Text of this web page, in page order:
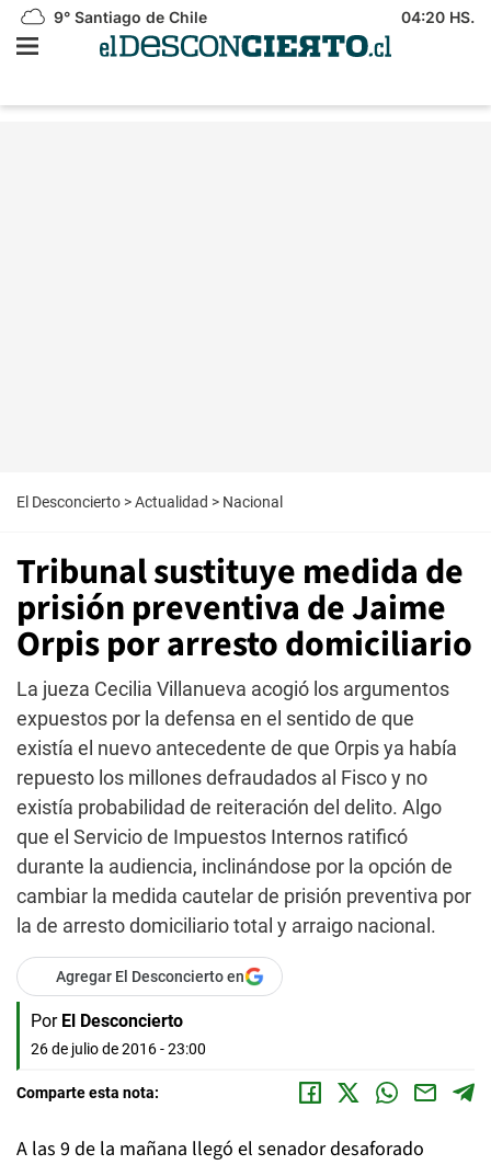
9° Santiago de Chile 04:20 HS.
El Desconcierto >Actualidad > Nacional
Tribunal sustituye medida de
prisión preventiva de Jaime
Orpis por arresto domiciliario
La jueza Cecilia Villanueva acogió los argumentos
expuestos por la defensa en el sentido de que
existía el nuevo antecedente de que Orpis ya había
repuesto los millones defraudados al Fisco y no
existía probabilidad de reiteración del delito. Algo
que el Servicio de Impuestos Internos ratificó
durante la audiencia, inclinándose por la opción de
cambiar la medida cautelar de prisión preventiva por
la de arresto domiciliario total y arraigo nacional.
Agregar El Desconcierto en
Por El Desconcierto
26 de julio de 2016 - 23:00
Comparte esta nota:
A las 9 de la mañana llegó el senador desaforado